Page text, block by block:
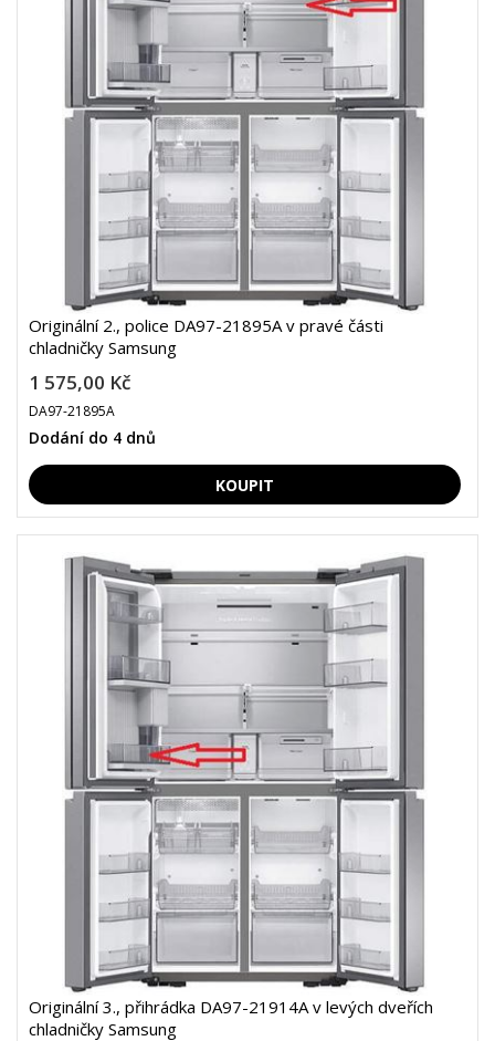
Originální 2., police DA97-21895A v pravé části
chladničky Samsung
1 575,00 Kč
DA97-21895A
Dodání do 4 dnů
Originální 3., přihrádka DA97-21914A v levých dveřích
chladničky Samsung